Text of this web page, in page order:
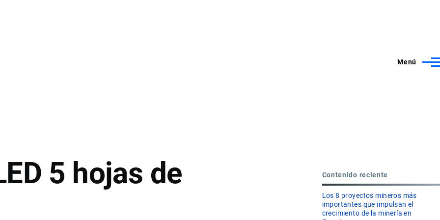
Menú
5 hojas de
Contenido reciente
Los 8 proyectos mineros más
importantes que impulsan el
crecimiento de la minería en